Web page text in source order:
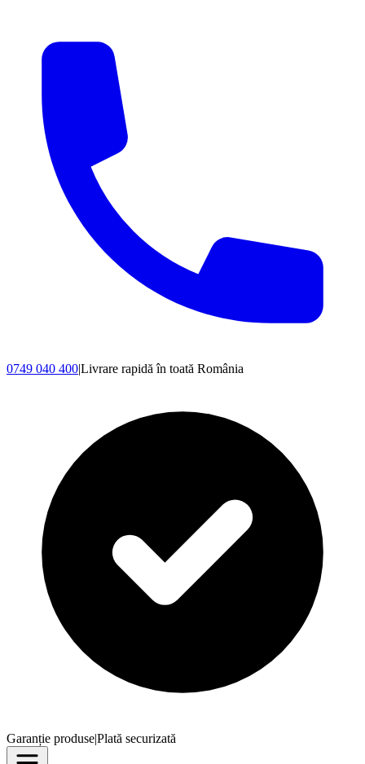
0749 040 400|Livrare rapidă în toată România
Garanție produse|Plată securizată